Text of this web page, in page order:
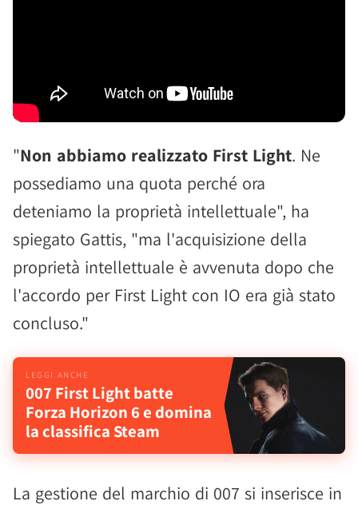
"Non abbiamo realizzato First Light. Ne
possediamo una quota perché ora
deteniamo la proprietà intellettuale", ha
spiegato Gattis, "ma l'acquisizione della
proprietà intellettuale è avvenuta dopo che
l'accordo per First Light con IO era già stato
concluso."
007 First Light batte
Forza Horizon 6 e domina
la classifica Steam
La gestione del marchio di 007 si inserisce in